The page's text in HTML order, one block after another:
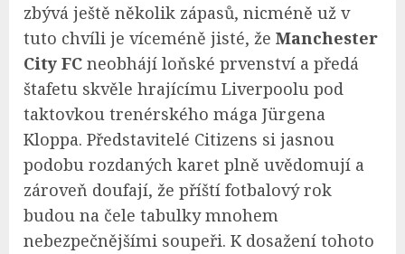
zbývá ještě několik zápasů, nicméně už v
tuto chvíli je víceméně jisté, že Manchester
City FC neobhájí loňské prvenství a předá
štafetu skvěle hrajícímu Liverpoolu pod
taktovkou trenérského mága Jürgena
Kloppa. Představitelé Citizens si jasnou
podobu rozdaných karet plně uvědomují a
zároveň doufají, že příští fotbalový rok
budou na čele tabulky mnohem
nebezpečnějšími soupeři. K dosažení tohoto